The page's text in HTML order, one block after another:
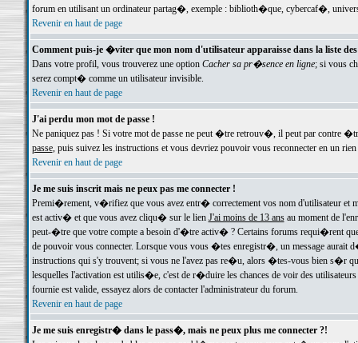
forum en utilisant un ordinateur partag�, exemple : biblioth�que, cybercaf�,
Revenir en haut de page
Comment puis-je �viter que mon nom d'utilisateur apparaisse dans la liste
Dans votre profil, vous trouverez une option Cacher sa pr�sence en ligne; si vous
serez compt� comme un utilisateur invisible.
Revenir en haut de page
J'ai perdu mon mot de passe !
Ne paniquez pas ! Si votre mot de passe ne peut �tre retrouv�, il peut par contre
passe, puis suivez les instructions et vous devriez pouvoir vous reconnecter en un rien
Revenir en haut de page
Je me suis inscrit mais ne peux pas me connecter !
Premi�rement, v�rifiez que vous avez entr� correctement vos nom d'utilisateur
est activ� et que vous avez cliqu� sur le lien J'ai moins de 13 ansau moment de
peut-�tre que votre compte a besoin d'�tre activ� ? Certains forums requi�rent
de pouvoir vous connecter. Lorsque vous vous �tes enregistr�, un message aurait
instructions qui s'y trouvent; si vous ne l'avez pas re�u, alors �tes-vous bien s�r
lesquelles l'activation est utilis�e, c'est de r�duire les chances de voir des
fournie est valide, essayez alors de contacter l'administrateur du forum.
Revenir en haut de page
Je me suis enregistr� dans le pass�, mais ne peux plus me connecter ?!